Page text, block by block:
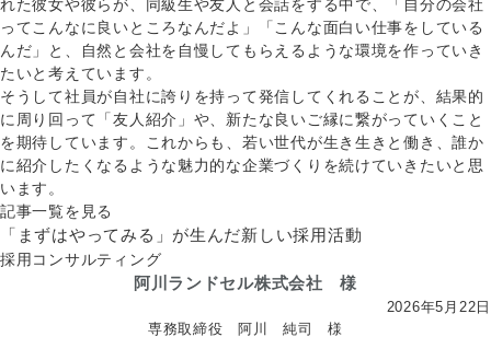
れた彼女や彼らが、同級生や友人と会話をする中で、「自分の会社
ってこんなに良いところなんだよ」「こんな面白い仕事をしている
んだ」と、自然と会社を自慢してもらえるような環境を作っていき
たいと考えています。
そうして社員が自社に誇りを持って発信してくれることが、結果的
に周り回って「友人紹介」や、新たな良いご縁に繋がっていくこと
を期待しています。これからも、若い世代が生き生きと働き、誰か
に紹介したくなるような魅力的な企業づくりを続けていきたいと思
います。
記事一覧を見る
「まずはやってみる」が生んだ新しい採用活動
採用コンサルティング
阿川ランドセル株式会社 様
2026年5月22日
専務取締役 阿川 純司 様